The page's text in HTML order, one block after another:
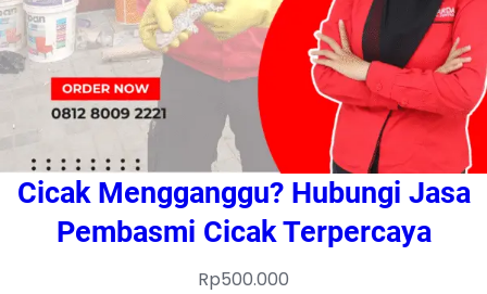
Cicak Mengganggu? Hubungi Jasa
Pembasmi Cicak Terpercaya
Rp500.000